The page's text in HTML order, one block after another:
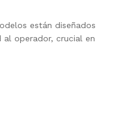
están diseñados
al operador, crucial en